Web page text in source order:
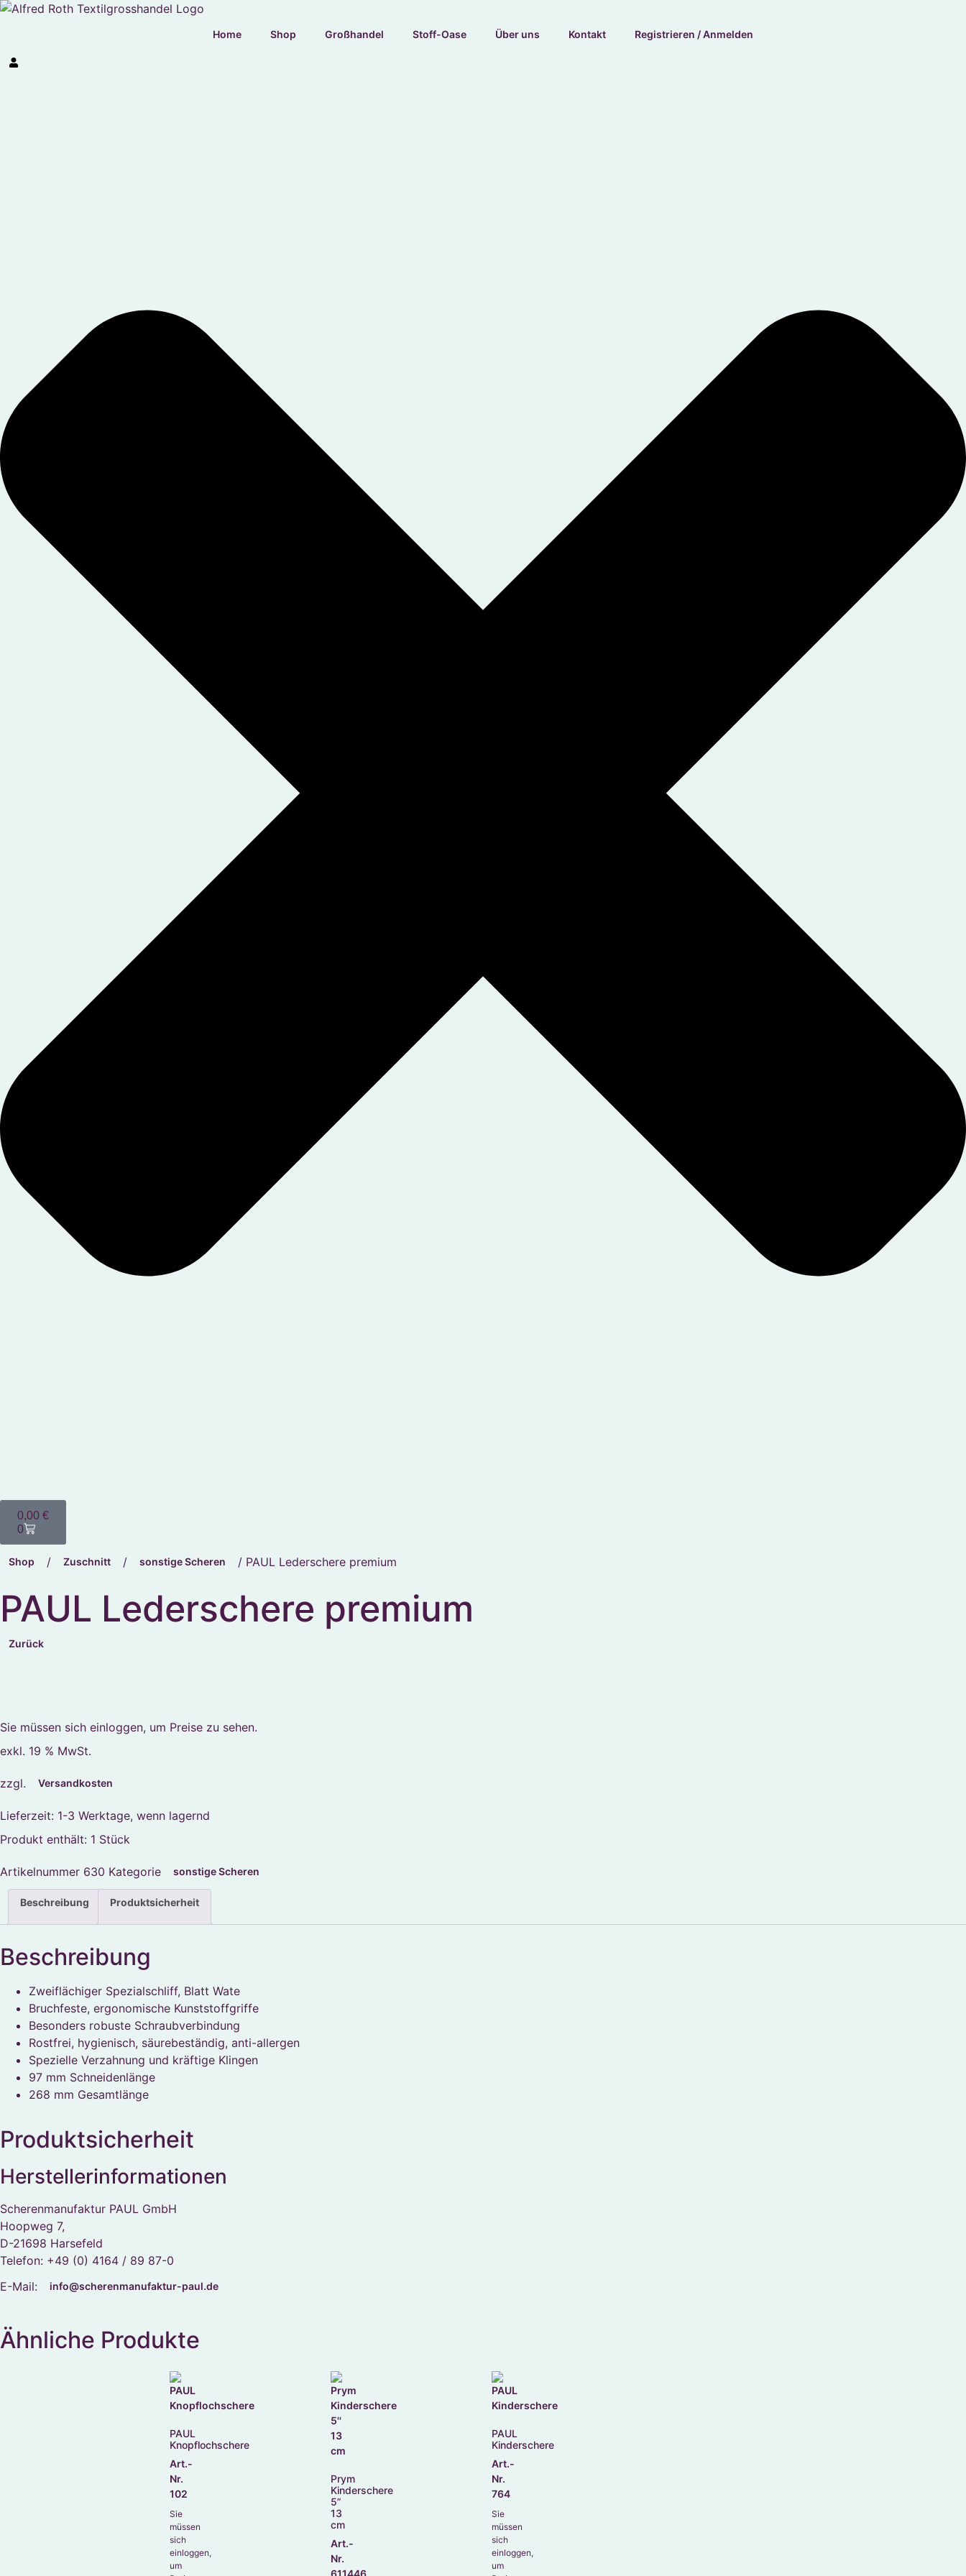
Home Shop Großhandel Stoff-Oase Über uns Kontakt Registrieren / Anmelden
0,00 €
0
Shop / Zuschnitt / sonstige Scheren / PAUL Lederschere premium
PAUL Lederschere premium
Zurück
Sie müssen sich einloggen, um Preise zu sehen.
exkl. 19 % MwSt.
zzgl. Versandkosten
Lieferzeit: 1-3 Werktage, wenn lagernd
Produkt enthält: 1 Stück
Artikelnummer 630 Kategorie sonstige Scheren
Beschreibung Produktsicherheit
Beschreibung
Zweiflächiger Spezialschliff, Blatt Wate
Bruchfeste, ergonomische Kunststoffgriffe
Besonders robuste Schraubverbindung
Rostfrei, hygienisch, säurebeständig, anti-allergen
Spezielle Verzahnung und kräftige Klingen
97 mm Schneidenlänge
268 mm Gesamtlänge
Produktsicherheit
Herstellerinformationen
Scherenmanufaktur PAUL GmbH
Hoopweg 7,
D-21698 Harsefeld
Telefon: +49 (0) 4164 / 89 87-0
E-Mail:
info@scherenmanufaktur-paul.de
Ähnliche Produkte
PAUL
Knopflochschere
Art.-
Nr.
102
Sie
müssen
sich
einloggen,
um
Prym
Kinderschere
5”
13
cm
Art.-
Nr.
611446
PAUL
Kinderschere
Art.-
Nr.
764
Sie
müssen
sich
einloggen,
um